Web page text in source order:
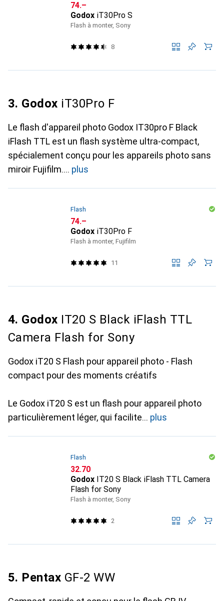
CHF
74.–
Godox iT30Pro S
Flash à monter, Sony
8
3. Godox iT30Pro F
Le flash d'appareil photo Godox IT30pro F Black
iFlash TTL est un flash système ultra-compact,
spécialement conçu pour les appareils photo sans
miroir Fujifilm.
plus
Flash
CHF
74.–
Godox iT30Pro F
Flash à monter, Fujifilm
11
4. Godox IT20 S Black iFlash TTL
Camera Flash for Sony
Godox iT20 S Flash pour appareil photo - Flash
compact pour des moments créatifs
Le Godox iT20 S est un flash pour appareil photo
particulièrement léger, qui facilite
plus
Flash
CHF
32.70
Godox IT20 S Black iFlash TTL Camera
Flash for Sony
Flash à monter, Sony
2
5. Pentax GF-2 WW